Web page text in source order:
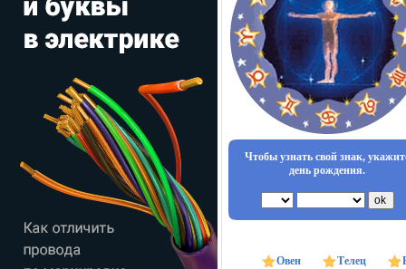
Чтобы узнать свой знак,
день рождения.
Овен Телец